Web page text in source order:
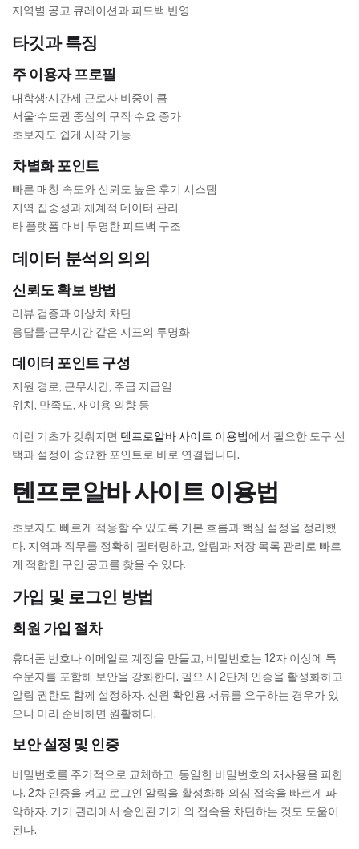
지역별 공고 큐레이션과 피드백 반영
타깃과 특징
주 이용자 프로필
대학생·시간제 근로자 비중이 큼
서울·수도권 중심의 구직 수요 증가
초보자도 쉽게 시작 가능
차별화 포인트
빠른 매칭 속도와 신뢰도 높은 후기 시스템
지역 집중성과 체계적 데이터 관리
타 플랫폼 대비 투명한 피드백 구조
데이터 분석의 의의
신뢰도 확보 방법
리뷰 검증과 이상치 차단
응답률·근무시간 같은 지표의 투명화
데이터 포인트 구성
지원 경로, 근무시간, 주급 지급일
위치, 만족도, 재이용 의향 등
이런 기초가 갖춰지면 텐프로알바 사이트 이용법에서 필요한 도구 선
택과 설정이 중요한 포인트로 바로 연결됩니다.
텐프로알바 사이트 이용법
초보자도 빠르게 적응할 수 있도록 기본 흐름과 핵심 설정을 정리했
다. 지역과 직무를 정확히 필터링하고, 알림과 저장 목록 관리로 빠르
게 적합한 구인 공고를 찾을 수 있다.
가입 및 로그인 방법
회원 가입 절차
휴대폰 번호나 이메일로 계정을 만들고, 비밀번호는 12자 이상에 특
수문자를 포함해 보안을 강화한다. 필요 시 2단계 인증을 활성화하고
알림 권한도 함께 설정하자. 신원 확인용 서류를 요구하는 경우가 있
으니 미리 준비하면 원활하다.
보안 설정 및 인증
비밀번호를 주기적으로 교체하고, 동일한 비밀번호의 재사용을 피한
다. 2차 인증을 켜고 로그인 알림을 활성화해 의심 접속을 빠르게 파
악하자. 기기 관리에서 승인된 기기 외 접속을 차단하는 것도 도움이
된다.